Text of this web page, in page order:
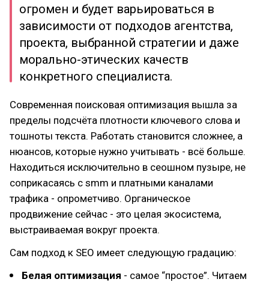
огромен и будет варьироваться в
зависимости от подходов агентства,
проекта, выбранной стратегии и даже
морально-этических качеств
конкретного специалиста.
Современная поисковая оптимизация вышла за
пределы подсчёта плотности ключевого слова и
тошноты текста. Работать становится сложнее, а
нюансов, которые нужно учитывать - всё больше.
Находиться исключительно в сеошном пузыре, не
соприкасаясь с smm и платными каналами
трафика - опрометчиво. Органическое
продвижение сейчас - это целая экосистема,
выстраиваемая вокруг проекта.
Сам подход к SEO имеет следующую градацию:
Белая оптимизация - самое “простое”. Читаем